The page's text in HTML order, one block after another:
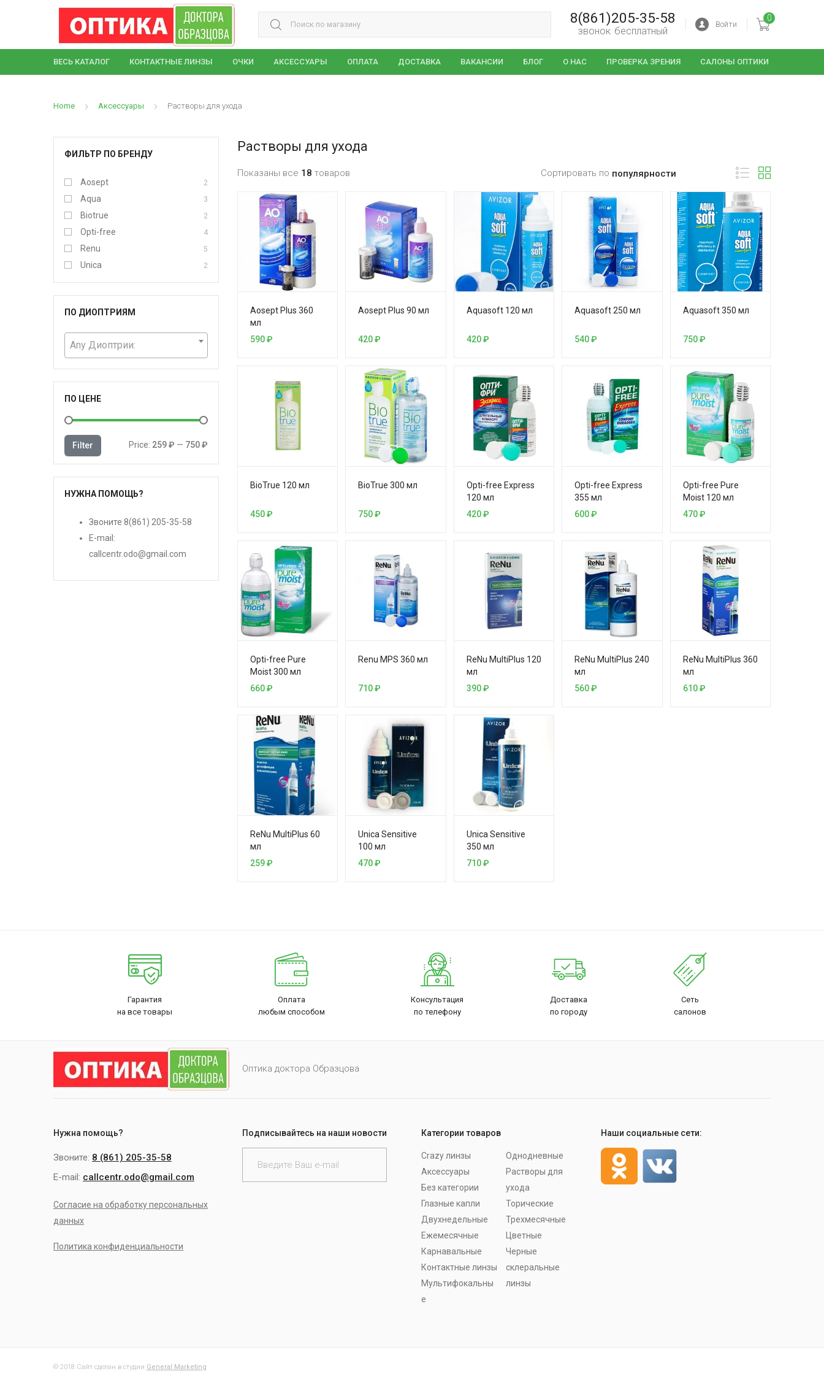
Search for: 8(861)205-35-58
звонок бесплатный
Войти
0
ВЕСЬ КАТАЛОГ КОНТАКТНЫЕ ЛИНЗЫ ОЧКИ АКСЕССУАРЫ ОПЛАТА ДОСТАВКА ВАКАНСИИ БЛОГ О НАС ПРОВЕРКА ЗРЕНИЯ САЛОНЫ ОПТИКИ
Home Аксессуары Растворы для ухода
Растворы для ухода
Показаны все 18 товаров Сортировать по
Aosept Plus 360
мл
590₽
Aosept Plus 90 мл
420₽
Aquasoft 120 мл
420₽
Aquasoft 250 мл
540₽
Aquasoft 350 мл
750₽
BioTrue 120 мл
450₽
BioTrue 300 мл
750₽
Opti-free Express
120 мл
420₽
Opti-free Express
355 мл
600₽
Opti-free Pure
Moist 120 мл
470₽
Opti-free Pure
Moist 300 мл
660₽
Renu MPS 360 мл
710₽
ReNu MultiPlus 120
мл
390₽
ReNu MultiPlus 240
мл
560₽
ReNu MultiPlus 360
мл
610₽
ReNu MultiPlus 60
мл
259₽
Unica Sensitive
100 мл
470₽
Unica Sensitive
350 мл
710₽
ФИЛЬТР ПО БРЕНДУ
Aosept 2
Aqua 3
Biotrue 2
Opti-free 4
Renu 5
Unica 2
ПО ДИОПТРИЯМ
Any Диоптрии:
ПО ЦЕНЕ
Filter Price: 259 ₽ — 750 ₽
НУЖНА ПОМОЩЬ?
Звоните 8(861) 205-35-58
E-mail:
callcentr.odo@gmail.com
Гарантия
на все товары
Оплата
любым способом
Консультация
по телефону
Доставка
по городу
Сеть
салонов
Оптика доктора Образцова
Нужна помощь?
Звоните: 8 (861) 205-35-58
E-mail: callcentr.odo@gmail.com
Согласие на обработку персональных
данных
Политика конфиденциальности
Подписывайтесь на наши новости Категории товаров
Crazy линзы
Аксессуары
Без категории
Глазные капли
Двухнедельные
Ежемесячные
Карнавальные
Контактные линзы
Мультифокальны
е
Однодневные
Растворы для
ухода
Торические
Трехмесячные
Цветные
Черные
склеральные
линзы
Наши социальные сети:
© 2018 Сайт сделан в студии General Marketing